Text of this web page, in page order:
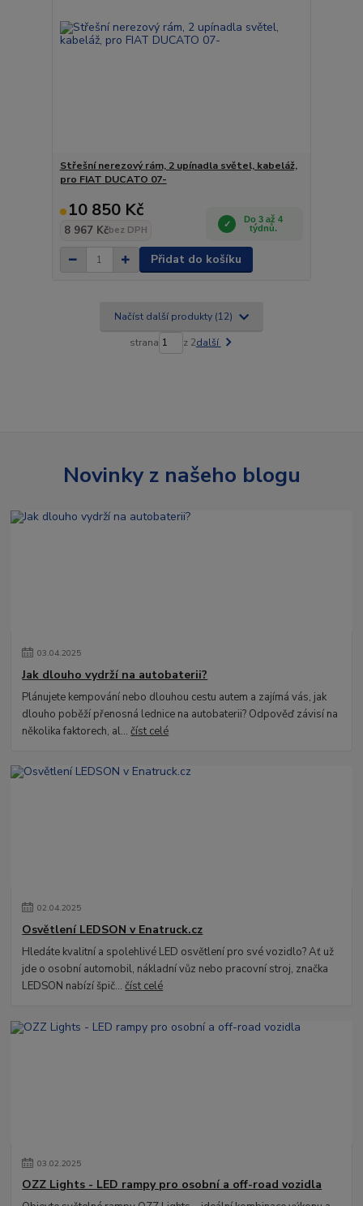
Střešní nerezový rám, 2 upínadla světel, kabeláž,
pro FIAT DUCATO 07-
10 850 Kč
8 967 Kčbez DPH
Do 3 až 4
týdnů.
Přidat do košíku
Načíst další produkty (12)
strana z 2další
Novinky z našeho blogu
03.04.2025
Jak dlouho vydrží na autobaterii?
Plánujete kempování nebo dlouhou cestu autem a zajímá vás, jak
dlouho poběží přenosná lednice na autobaterii? Odpověď závisí na
několika faktorech, al...číst celé
02.04.2025
Osvětlení LEDSON v Enatruck.cz
Hledáte kvalitní a spolehlivé LED osvětlení pro své vozidlo? Ať už
jde o osobní automobil, nákladní vůz nebo pracovní stroj, značka
LEDSON nabízí špič...číst celé
03.02.2025
OZZ Lights - LED rampy pro osobní a off-road vozidla